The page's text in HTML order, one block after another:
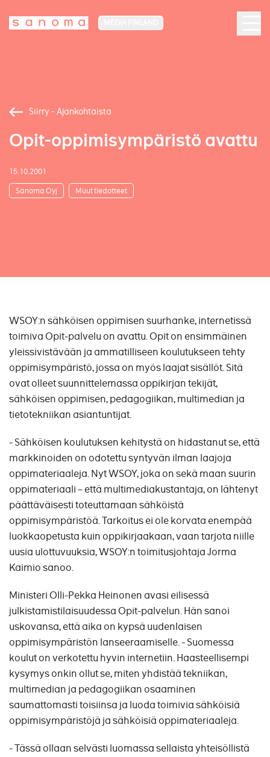
Siirry - Ajankohtaista
Opit-oppimisympäristö avattu
15.10.2001
Sanoma Oyj Muut tiedotteet
WSOY:n sähköisen oppimisen suurhanke, internetissä
toimiva Opit-palvelu on avattu. Opit on ensimmäinen
yleissivistävään ja ammatilliseen koulutukseen tehty
oppimisympäristö, jossa on myös laajat sisällöt. Sitä
ovat olleet suunnittelemassa oppikirjan tekijät,
sähköisen oppimisen, pedagogiikan, multimedian ja
tietotekniikan asiantuntijat.
- Sähköisen koulutuksen kehitystä on hidastanut se, että
markkinoiden on odotettu syntyvän ilman laajoja
oppimateriaaleja. Nyt WSOY, joka on sekä maan suurin
oppimateriaali – että multimediakustantaja, on lähtenyt
päättäväisesti toteuttamaan sähköistä
oppimisympäristöä. Tarkoitus ei ole korvata enempää
luokkaopetusta kuin oppikirjaakaan, vaan tarjota niille
uusia ulottuvuuksia, WSOY:n toimitusjohtaja Jorma
Kaimio sanoo.
Ministeri Olli-Pekka Heinonen avasi eilisessä
julkistamistilaisuudessa Opit-palvelun. Hän sanoi
uskovansa, että aika on kypsä uudenlaisen
oppimisympäristön lanseeraamiselle. - Suomessa
koulut on verkotettu hyvin internetiin. Haasteellisempi
kysymys onkin ollut se, miten yhdistää tekniikan,
multimedian ja pedagogiikan osaaminen
saumattomasti toisiinsa ja luoda toimivia sähköisiä
oppimisympäristöjä ja sähköisiä oppimateriaaleja.
- Tässä ollaan selvästi luomassa sellaista yhteisöllistä